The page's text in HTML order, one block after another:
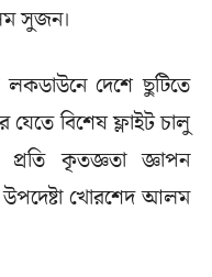
সুজন।
লকডাউনে দেশে ছুটিতে
যেতে বিশেষ ফ্লাইট চালু
প্রতি কৃতজ্ঞতা জ্ঞাপন
উপদেষ্টা খোরশেদ আলম